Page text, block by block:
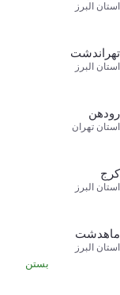
استان البرز
تهراندشت
استان البرز
رودهن
استان تهران
کرج
استان البرز
ماهدشت
استان البرز
بستن